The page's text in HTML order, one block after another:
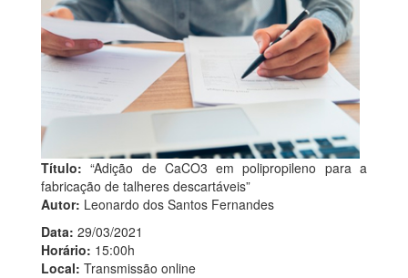
Título: “Adição de CaCO3 em polipropileno para a
fabricação de talheres descartáveis”
Autor: Leonardo dos Santos Fernandes
Data: 29/03/2021
Horário: 15:00h
Local: Transmissão online